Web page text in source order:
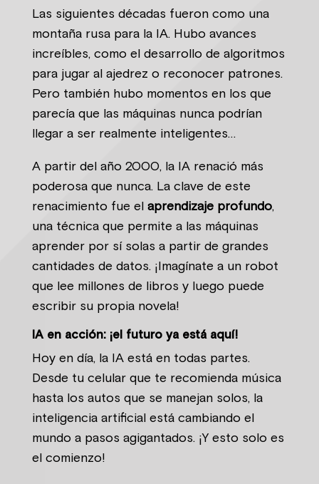
Las siguientes décadas fueron como una
montaña rusa para la IA. Hubo avances
increíbles, como el desarrollo de algoritmos
para jugar al ajedrez o reconocer patrones.
Pero también hubo momentos en los que
parecía que las máquinas nunca podrían
llegar a ser realmente inteligentes…
A partir del año 2000, la IA renació más
poderosa que nunca. La clave de este
renacimiento fue el aprendizaje profundo,
una técnica que permite a las máquinas
aprender por sí solas a partir de grandes
cantidades de datos. ¡Imagínate a un robot
que lee millones de libros y luego puede
escribir su propia novela!
IA en acción: ¡el futuro ya está aquí!
Hoy en día, la IA está en todas partes.
Desde tu celular que te recomienda música
hasta los autos que se manejan solos, la
inteligencia artificial está cambiando el
mundo a pasos agigantados. ¡Y esto solo es
el comienzo!